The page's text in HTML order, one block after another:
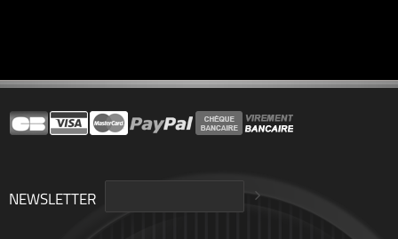
NEWSLETTER